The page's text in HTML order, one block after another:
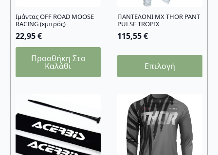
Ιμάντας OFF ROAD MOOSE
RACING (εμπρός)
22,95€
Προσθήκη Στο
Καλάθι
ΠΑΝΤΕΛΟΝΙ MX THOR PANT
PULSE TROPIX
115,55€
Επιλογή
πολλαπλές
παραλλαγές.
επιλογές
μπορούν